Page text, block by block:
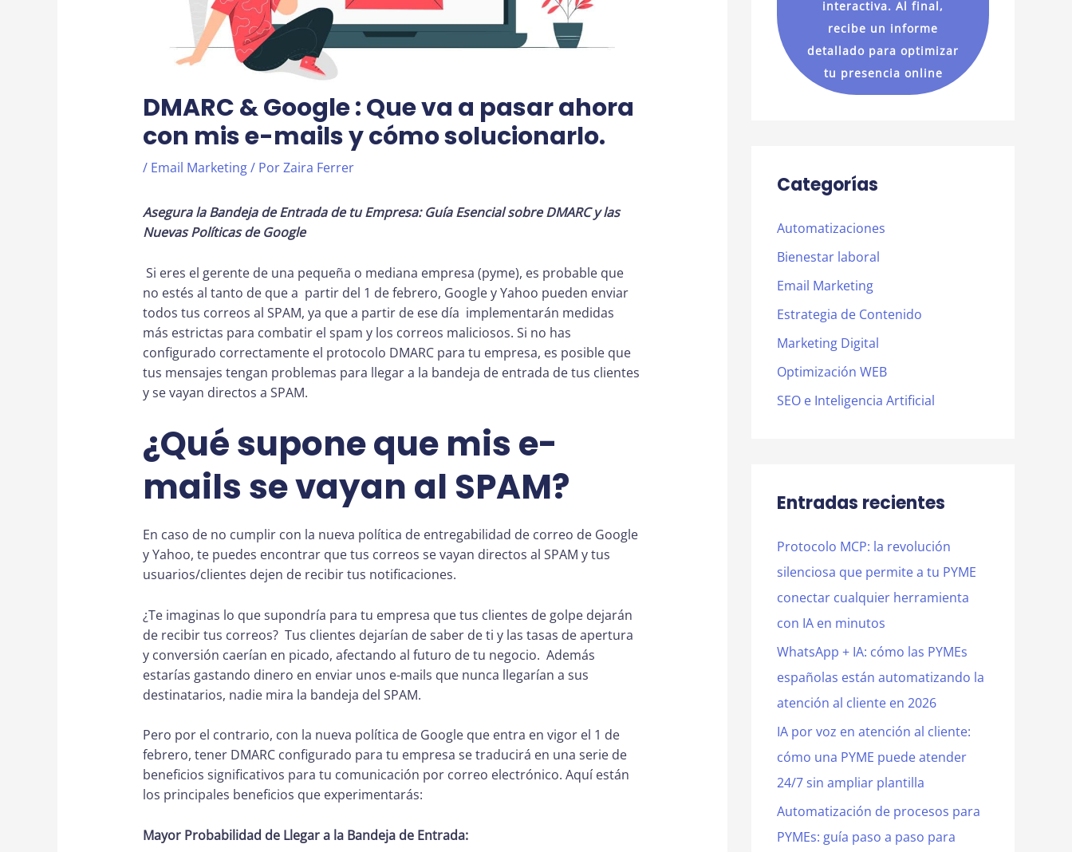
DMARC & Google : Que va a pasar ahora
con mis e-mails y cómo solucionarlo.
/ Email Marketing/ PorZaira Ferrer
Asegura la Bandeja de Entrada de tu Empresa: Guía Esencial sobre DMARC y las
Nuevas Políticas de Google
Si eres el gerente de una pequeña o mediana empresa (pyme), es probable que
no estés al tanto de que a partir del 1 de febrero, Google y Yahoo pueden enviar
todos tus correos al SPAM, ya que a partir de ese día implementarán medidas
más estrictas para combatir el spam y los correos maliciosos. Si no has
configurado correctamente el protocolo DMARC para tu empresa, es posible que
tus mensajes tengan problemas para llegar a la bandeja de entrada de tus clientes
y se vayan directos a SPAM.
¿Qué supone que mis e-
mails se vayan al SPAM?
En caso de no cumplir con la nueva política de entregabilidad de correo de Google
y Yahoo, te puedes encontrar que tus correos se vayan directos al SPAM y tus
usuarios/clientes dejen de recibir tus notificaciones.
¿Te imaginas lo que supondría para tu empresa que tus clientes de golpe dejarán
de recibir tus correos? Tus clientes dejarían de saber de ti y las tasas de apertura
y conversión caerían en picado, afectando al futuro de tu negocio. Además
estarías gastando dinero en enviar unos e-mails que nunca llegarían a sus
destinatarios, nadie mira la bandeja del SPAM.
Pero por el contrario, con la nueva política de Google que entra en vigor el 1 de
febrero, tener DMARC configurado para tu empresa se traducirá en una serie de
beneficios significativos para tu comunicación por correo electrónico. Aquí están
los principales beneficios que experimentarás:
Mayor Probabilidad de Llegar a la Bandeja de Entrada:
interactiva. Al final,
recibe un informe
detallado para optimizar
tu presencia online
Categorías
Automatizaciones
Bienestar laboral
Email Marketing
Estrategia de Contenido
Marketing Digital
Optimización WEB
SEO e Inteligencia Artificial
Entradas recientes
Protocolo MCP: la revolución
silenciosa que permite a tu PYME
conectar cualquier herramienta
con IA en minutos
WhatsApp + IA: cómo las PYMEs
españolas están automatizando la
atención al cliente en 2026
IA por voz en atención al cliente:
cómo una PYME puede atender
24/7 sin ampliar plantilla
Automatización de procesos para
PYMEs: guía paso a paso para